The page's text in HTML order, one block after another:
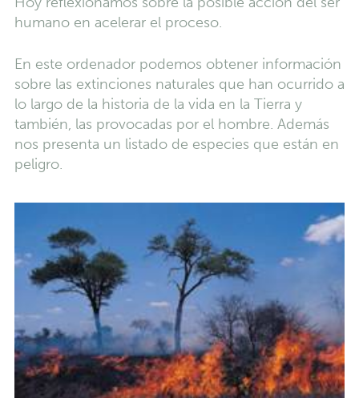
humano en acelerar el proceso.
En este ordenador podemos obtener información
sobre las extinciones naturales que han ocurrido a
lo largo de la historia de la vida en la Tierra y
también, las provocadas por el hombre. Además
nos presenta un listado de especies que están en
peligro.